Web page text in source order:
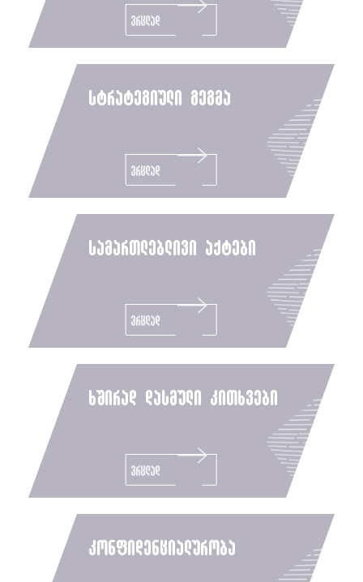
ვრცლად
სტრატეგიული გეგმა
ვრცლად
სამართლებლივი აქტები
ვრცლად
ხშირად დასმული კითხვები
ვრცლად
კონფიდენციალურობა